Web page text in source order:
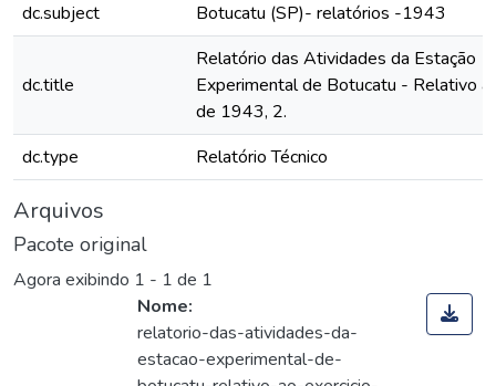
dc.subject
Botucatu (SP)- relatórios -1943
dc.title
Relatório das Atividades da Estação
Experimental de Botucatu - Relativo
de 1943, 2.
dc.type
Relatório Técnico
Arquivos
Pacote original
Agora exibindo 1 - 1 de 1
Nome:
relatorio-das-atividades-da-
estacao-experimental-de-